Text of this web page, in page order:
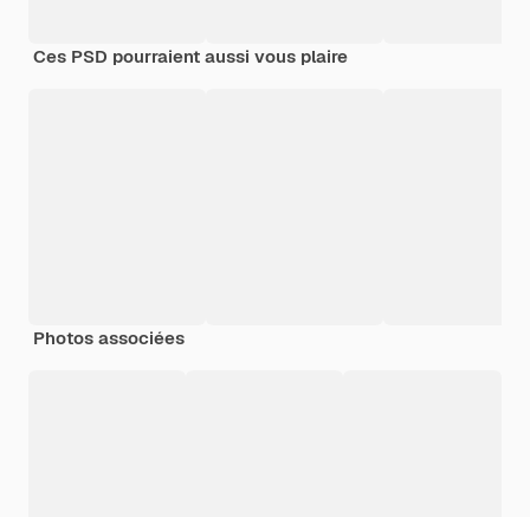
Ces PSD pourraient aussi vous plaire
Photos associées